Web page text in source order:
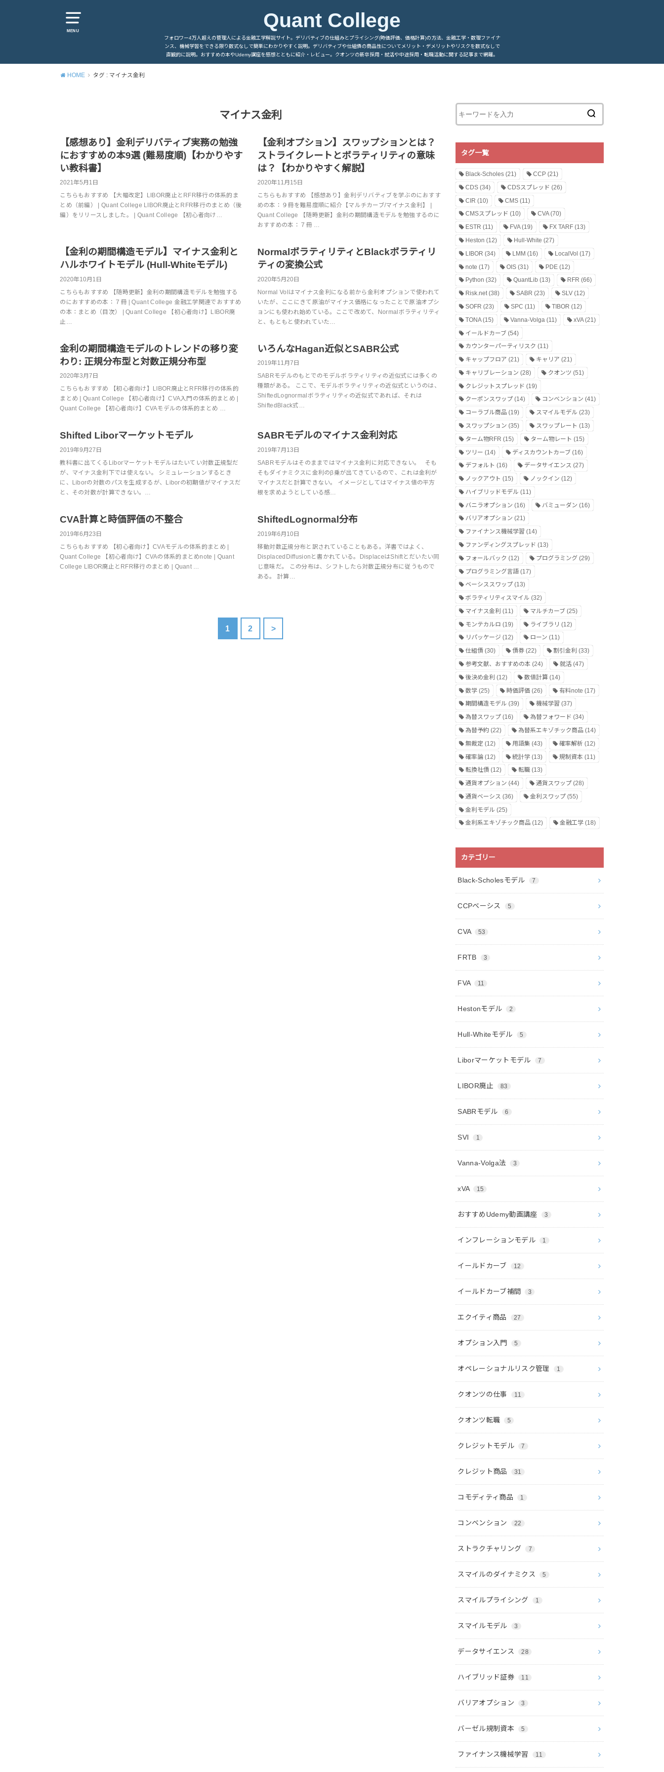
MENU Quant College
フォロワー4万人超えの管理人による金融工学解説サイト。デリバティブの仕組みとプライシング(時価評価、価格計算)の方法、金融工学・数理ファイナ
ンス、機械学習をできる限り数式なしで簡単にわかりやすく説明。デリバティブや仕組債の商品性についてメリット・デメリットやリスクを数式なしで
直観的に説明。おすすめの本やUdemy講座を感想とともに紹介・レビュー。クオンツの新卒採用・就活や中途採用・転職活動に関する記事まで網羅。
HOME タグ : マイナス金利
マイナス金利
【感想あり】金利デリバティブ実務の勉強
におすすめの本9選 (難易度順)【わかりやす
い教科書】
2021年5月1日
こちらもおすすめ 【大幅改定】LIBOR廃止とRFR移行の体系的ま
とめ（前編） | Quant College LIBOR廃止とRFR移行のまとめ（後
編）をリリースしました。 | Quant College 【初心者向け…
【金利オプション】スワップションとは？
ストライクレートとボラティリティの意味
は？【わかりやすく解説】
2020年11月15日
こちらもおすすめ 【感想あり】金利デリバティブを学ぶのにおすす
めの本：９冊を難易度順に紹介【マルチカーブ/マイナス金利】 |
Quant College 【随時更新】金利の期間構造モデルを勉強するのに
おすすめの本：７冊 …
【金利の期間構造モデル】マイナス金利と
ハルホワイトモデル (Hull-Whiteモデル)
2020年10月1日
こちらもおすすめ 【随時更新】金利の期間構造モデルを勉強する
のにおすすめの本：７冊 | Quant College 金融工学関連でおすすめ
の本：まとめ（目次） | Quant College 【初心者向け】LIBOR廃
止…
NormalボラティリティとBlackボラティリ
ティの変換公式
2020年5月20日
Normal Volはマイナス金利になる前から金利オプションで使われて
いたが、ここにきて原油がマイナス価格になったことで原油オプシ
ョンにも使われ始めている。ここで改めて、Normalボラティリティ
と、もともと使われていた…
金利の期間構造モデルのトレンドの移り変
わり: 正規分布型と対数正規分布型
2020年3月7日
こちらもおすすめ 【初心者向け】LIBOR廃止とRFR移行の体系的
まとめ | Quant College 【初心者向け】CVA入門の体系的まとめ |
Quant College 【初心者向け】CVAモデルの体系的まとめ …
いろんなHagan近似とSABR公式
2019年11月7日
SABRモデルのもとでのモデルボラティリティの近似式には多くの
種類がある。 ここで、モデルボラティリティの近似式というのは、
ShiftedLognormalボラティリティの近似式であれば、それは
ShiftedBlack式…
Shifted Liborマーケットモデル
2019年9月27日
教科書に出てくるLiborマーケットモデルはたいてい対数正規型だ
が、マイナス金利下では使えない。 シミュレーションするとき
に、Liborの対数のパスを生成するが、Liborの初期値がマイナスだ
と、その対数が計算できない。…
SABRモデルのマイナス金利対応
2019年7月13日
SABRモデルはそのままではマイナス金利に対応できない。 そも
そもダイナミクスに金利のβ乗が出てきているので、これは金利が
マイナスだと計算できない。 イメージとしてはマイナス値の平方
根を求めようとしている感…
CVA計算と時価評価の不整合
2019年6月23日
こちらもおすすめ 【初心者向け】CVAモデルの体系的まとめ |
Quant College 【初心者向け】CVAの体系的まとめnote | Quant
College LIBOR廃止とRFR移行のまとめ | Quant …
ShiftedLognormal分布
2019年6月10日
移動対数正規分布と訳されていることもある。洋書ではよく、
DisplacedDiffusionと書かれている。DisplaceはShiftとだいたい同
じ意味だ。 この分布は、シフトしたら対数正規分布に従うもので
ある。 計算…
1 2 >
タグ一覧
Black-Scholes (21) CCP(21)
CDS (34) CDSスプレッド (26)
CIR (10) CMS(11)
CMSスプレッド (10) CVA(70)
ESTR (11) FVA(19) FX TARF(13)
Heston (12) Hull-White (27)
LIBOR (34) LMM (16) LocalVol (17)
note (17) OIS(31) PDE(12)
Python (32) QuantLib (13) RFR (66)
Risk.net(38) SABR (23) SLV(12)
SOFR (23) SPC (11) TIBOR (12)
TONA(15) Vanna-Volga (11) xVA(21)
イールドカーブ (54)
カウンターパーティリスク (11)
キャップフロア (21) キャリア (21)
キャリブレーション (28) クオンツ (51)
クレジットスプレッド (19)
クーポンスワップ (14) コンベンション (41)
コーラブル商品 (19) スマイルモデル (23)
スワップション (35) スワップレート (13)
ターム物RFR (15) ターム物レート (15)
ツリー (14) ディスカウントカーブ(16)
デフォルト (16) データサイエンス (27)
ノックアウト (15) ノックイン (12)
ハイブリッドモデル (11)
バニラオプション (16) バミューダン (16)
バリアオプション (21)
ファイナンス機械学習 (14)
ファンディングスプレッド (13)
フォールバック (12) プログラミング(29)
プログラミング言語 (17)
ベーシススワップ (13)
ボラティリティスマイル (32)
マイナス金利 (11) マルチカーブ(25)
モンテカルロ (19) ライブラリ (12)
リパッケージ (12) ローン (11)
仕組債 (30) 債券(22) 割引金利 (33)
参考文献、おすすめの本 (24) 就活(47)
後決め金利 (12) 数値計算(14)
数学 (25) 時価評価(26) 有料note (17)
期間構造モデル (39) 機械学習 (37)
為替スワップ (16) 為替フォワード (34)
為替予約 (22) 為替系エキゾチック商品(14)
無裁定 (12) 用語集 (43) 確率解析 (12)
確率論 (12) 統計学(13) 規制資本 (11)
転換社債 (12) 転職(13)
通貨オプション (44) 通貨スワップ(28)
通貨ベーシス (36) 金利スワップ(55)
金利モデル (25)
金利系エキゾチック商品 (12) 金融工学(18)
カテゴリー
Black-Scholesモデル 7
CCPベーシス 5
CVA 53
FRTB 3
FVA 11
Hestonモデル 2
Hull-Whiteモデル 5
Liborマーケットモデル 7
LIBOR廃止 83
SABRモデル 6
SVI 1
Vanna-Volga法 3
xVA 15
おすすめUdemy動画講座 3
インフレーションモデル 1
イールドカーブ 12
イールドカーブ補間 3
エクイティ商品 27
オプション入門 5
オペレーショナルリスク管理 1
クオンツの仕事 11
クオンツ転職 5
クレジットモデル 7
クレジット商品 31
コモディティ商品 1
コンベンション 22
ストラクチャリング 7
スマイルのダイナミクス 5
スマイルプライシング 1
スマイルモデル 3
データサイエンス 28
ハイブリッド証券 11
バリアオプション 3
バーゼル規制資本 5
ファイナンス機械学習 11